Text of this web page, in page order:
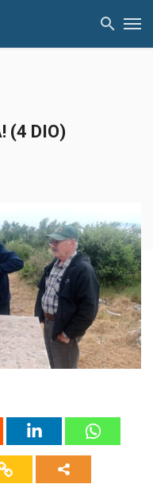
(4 DIO)